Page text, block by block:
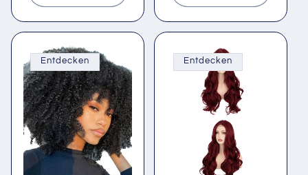
Entdecken Entdecken